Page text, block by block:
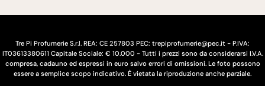
e
g
Tre Pi Profumerie S.r.l. REA: CE 257803 PEC: trepiprofumerie@pec.it - P.IVA:
IT03613380611 Capitale Sociale: € 10.000 - Tutti i prezzi sono da considerarsi I.V.A.
compresa, cadauno ed espressi in euro salvo errori di omissioni. Le foto possono
essere a semplice scopo indicativo. È vietata la riproduzione anche parziale.